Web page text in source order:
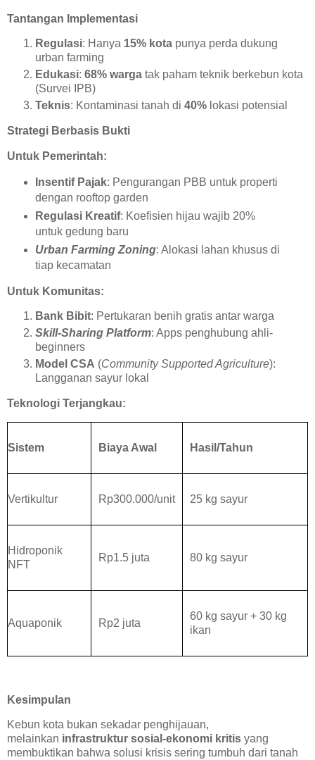
Tantangan Implementasi
Regulasi: Hanya 15% kota punya perda dukung
urban farming
Edukasi: 68% warga tak paham teknik berkebun kota
(Survei IPB)
Teknis: Kontaminasi tanah di 40% lokasi potensial
Strategi Berbasis Bukti
Untuk Pemerintah:
Insentif Pajak: Pengurangan PBB untuk properti
dengan rooftop garden
Regulasi Kreatif: Koefisien hijau wajib 20%
untuk gedung baru
Urban Farming Zoning: Alokasi lahan khusus di
tiap kecamatan
Untuk Komunitas:
Bank Bibit: Pertukaran benih gratis antar warga
Skill-Sharing Platform: Apps penghubung ahli-
beginners
Model CSA (Community Supported Agriculture):
Langganan sayur lokal
Teknologi Terjangkau:
Sistem Biaya Awal Hasil/Tahun
Vertikultur Rp300.000/unit 25 kg sayur
Hidroponik
NFT
Rp1.5 juta 80 kg sayur
Aquaponik Rp2 juta
60 kg sayur + 30 kg
ikan
Kesimpulan
Kebun kota bukan sekadar penghijauan,
melainkan infrastruktur sosial-ekonomi kritis yang
membuktikan bahwa solusi krisis sering tumbuh dari tanah